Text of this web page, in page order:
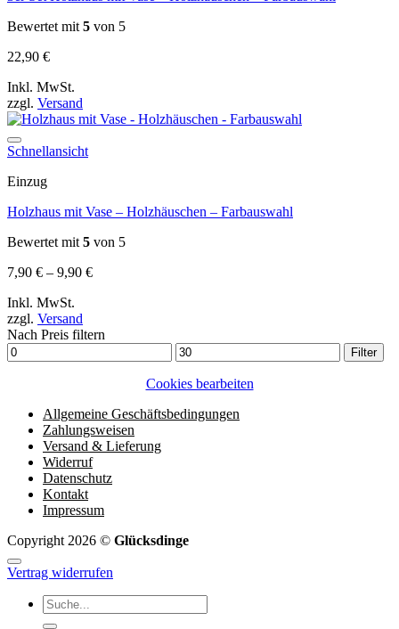
Bewertet mit 5 von 5
22,90 €
Inkl. MwSt.
zzgl. Versand
Schnellansicht
Einzug
Holzhaus mit Vase – Holzhäuschen – Farbauswahl
Bewertet mit 5 von 5
7,90 € – 9,90 €Preisspanne:
Inkl. MwSt.
zzgl. Versand
Nach Preis filtern
Min.
Preis
Max.
Preis
Filter
Cookies bearbeiten
Allgemeine Geschäftsbedingungen
Zahlungsweisen
Versand & Lieferung
Widerruf
Datenschutz
Kontakt
Impressum
Copyright 2026 © Glücksdinge
Vertrag widerrufen
Suchen
nach: